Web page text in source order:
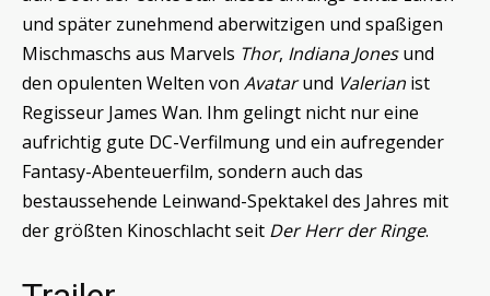
und später zunehmend aberwitzigen und spaßigen
Mischmaschs aus Marvels Thor, Indiana Jonesund
den opulenten Welten von Avatarund Valerian ist
Regisseur James Wan. Ihm gelingt nicht nur eine
aufrichtig gute DC-Verfilmung und ein aufregender
Fantasy-Abenteuerfilm, sondern auch das
bestaussehende Leinwand-Spektakel des Jahres mit
der größten Kinoschlacht seit Der Herr der Ringe.